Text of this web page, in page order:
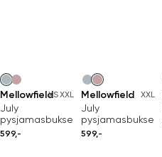
MellowfieldXSXXL
July
pysjamasbukse
599,-
Mellowfield XXL
July
pysjamasbukse
599,-